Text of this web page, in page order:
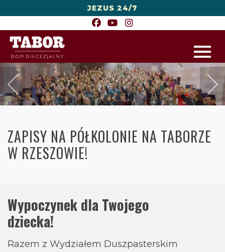
JEZUS 24/7
ZAPISY NA PÓŁKOLONIE NA TABORZE
W RZESZOWIE!
Wypoczynek dla Twojego
dziecka!
Razem z Wydziałem Duszpasterskim